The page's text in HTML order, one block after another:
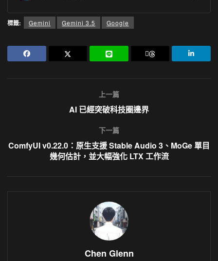
標籤: Gemini Gemini 3.5 Google
上一篇
AI 已經突破科技圈邊界
下一篇
ComfyUI v0.22.0：原生支援 Stable Audio 3、MoGe 單目
幾何估計，並大幅強化 LTX 工作流
Chen Glenn